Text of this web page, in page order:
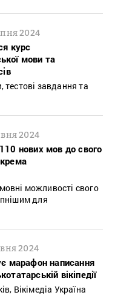
2024
курс
мови та
завдання та
2024
нових мов до свого
можливості свого
для
2024
марафон написання
вікіпедії
Вікімедіа Україна